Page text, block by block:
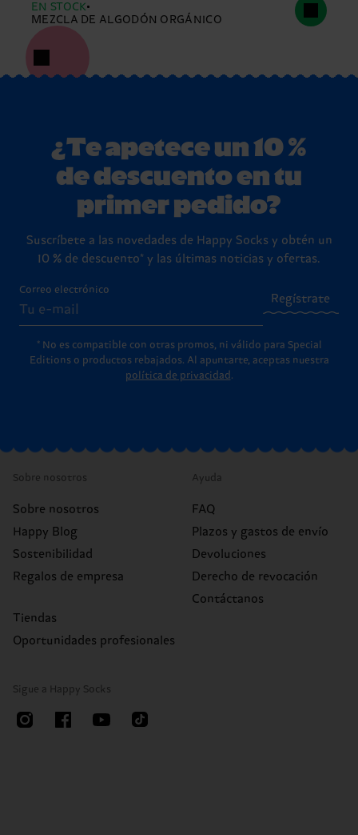
EN STOCK
MEZCLA DE ALGODÓN ORGÁNICO
¿Te apetece un 10 %
de descuento en tu
primer pedido?
Suscríbete a las novedades de Happy Socks y obtén un
10 % de descuento* y las últimas noticias y ofertas.
Correo electrónico
Regístrate
* No es compatible con otras promos, ni válido para Special
Editions o productos rebajados. Al apuntarte, aceptas nuestra
política de privacidad .
Sobre nosotros
Sobre nosotros
Happy Blog
Sostenibilidad
Regalos de empresa
Tiendas
Oportunidades profesionales
Ayuda
FAQ
Plazos y gastos de envío
Devoluciones
Derecho de revocación
Contáctanos
Sigue a Happy Socks